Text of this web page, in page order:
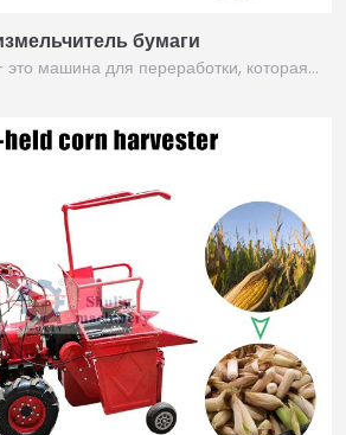
бумаги
машина для переработки, которая…